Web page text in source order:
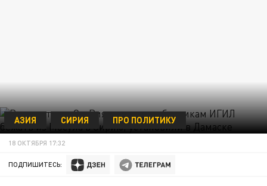
АЗИЯ СИРИЯ ПРО ПОЛИТИКУ
18 ОКТЯБРЯ 17:32
ПОДПИШИТЕСЬ: